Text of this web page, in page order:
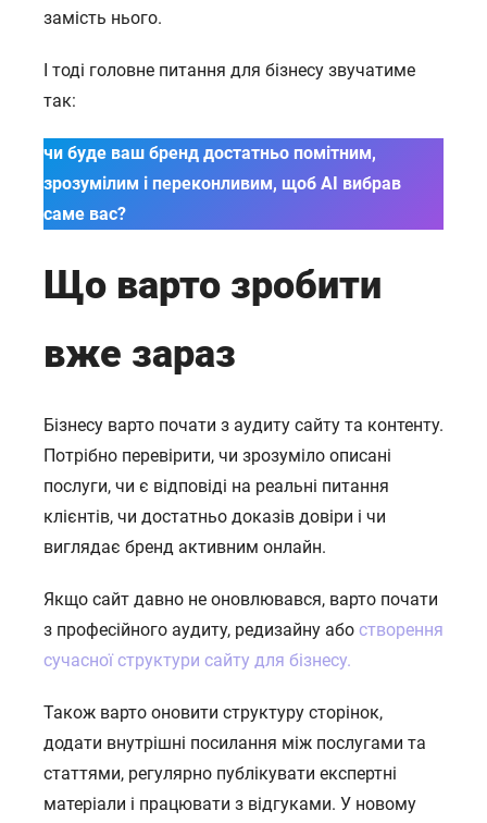
замість нього.
І тоді головне питання для бізнесу звучатиме
так:
чи буде ваш бренд достатньо помітним,
зрозумілим і переконливим, щоб AI вибрав
саме вас?
Що варто зробити
вже зараз
Бізнесу варто почати з аудиту сайту та контенту.
Потрібно перевірити, чи зрозуміло описані
послуги, чи є відповіді на реальні питання
клієнтів, чи достатньо доказів довіри і чи
виглядає бренд активним онлайн.
Якщо сайт давно не оновлювався, варто почати
з професійного аудиту, редизайну або створення
сучасної структури сайту для бізнесу.
Також варто оновити структуру сторінок,
додати внутрішні посилання між послугами та
статтями, регулярно публікувати експертні
матеріали і працювати з відгуками. У новому
КАР’ЄРА
КОНТАКТИ